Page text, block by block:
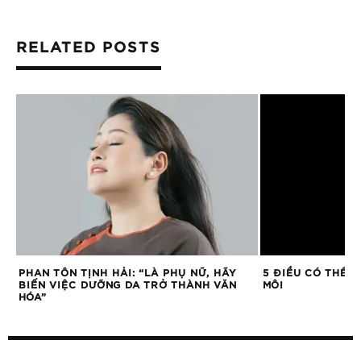
RELATED POSTS
PHAN TÔN TỊNH HẢI: “LÀ PHỤ NỮ, HÃY
BIẾN VIỆC DƯỠNG DA TRỞ THÀNH VĂN
HÓA”
5 ĐIỀU CÓ THỂ
MÔI